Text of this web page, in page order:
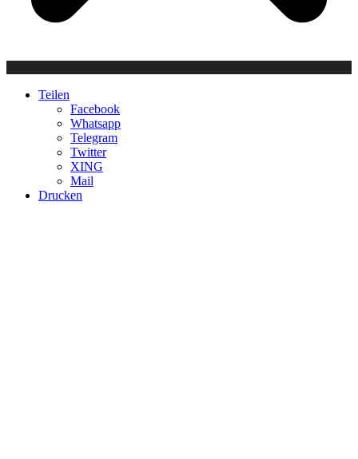
Teilen
Facebook
Whatsapp
Telegram
Twitter
XING
Mail
Drucken